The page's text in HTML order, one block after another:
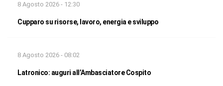
8 Agosto 2026 - 12:30
Cupparo su risorse, lavoro, energia e sviluppo
8 Agosto 2026 - 08:02
Latronico: auguri all’Ambasciatore Cospito